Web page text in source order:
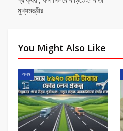
মুখ্যমন্ত্রীর
You Might Also Like
অসম